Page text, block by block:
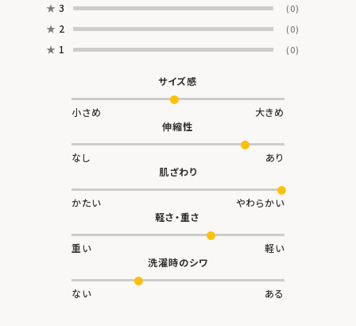
★ 3 (0)
★ 2 (0)
★ 1 (0)
サイズ感
小さめ
大きめ
伸縮性
なし
あり
肌ざわり
かたい
やわらかい
軽さ・重さ
重い
軽い
洗濯時のシワ
ない ある